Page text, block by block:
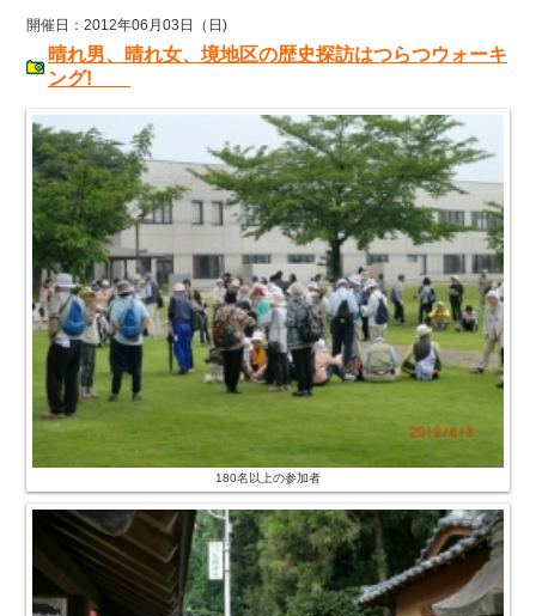
開催日：2012年06月03日（日)
晴れ男、晴れ女、境地区の歴史探訪はつらつウォーキ
ング!
180名以上の参加者